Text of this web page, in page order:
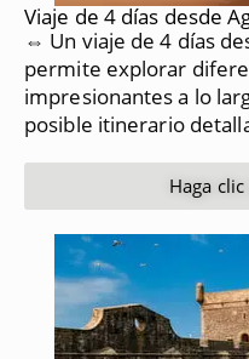
Viaje de 4 días desde
⇔ Un viaje de 4 días
permite explorar
impresionantes a lo
posible itinerario
Haga